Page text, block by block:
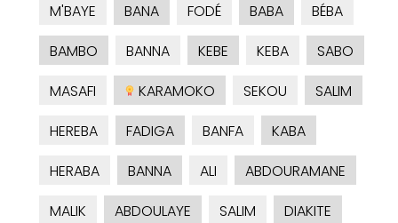
M'BAYE BANA FODÉ BABA
BÉBA
BAMBO
BANNA KEBE KEBA
SABO
MASAFI
KARAMOKO SEKOU
SALIM
HEREBA
FADIGA BANFA
KABA
HERABA
BANNA ALI
ABDOURAMANE
MALIK
ABDOULAYE SALIM
DIAKITE